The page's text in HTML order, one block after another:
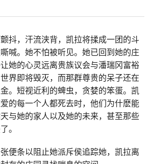
抖，汗流浃背，凯拉将揉成一团的斗
喊。她不怕被听见。她已回到她的庄
她的心灵远离贵族议会与潘瑞冈富裕
界即将毁灭，而那群尊贵的呆子还在
。短视近利的蜱虫，贪婪的笨蛋。凯
的每一个人都死去时，他们为什麽能
与她的家人以及她的未来，甚至那些
。
便条以阻止她派斥侯追踪她，凯拉离